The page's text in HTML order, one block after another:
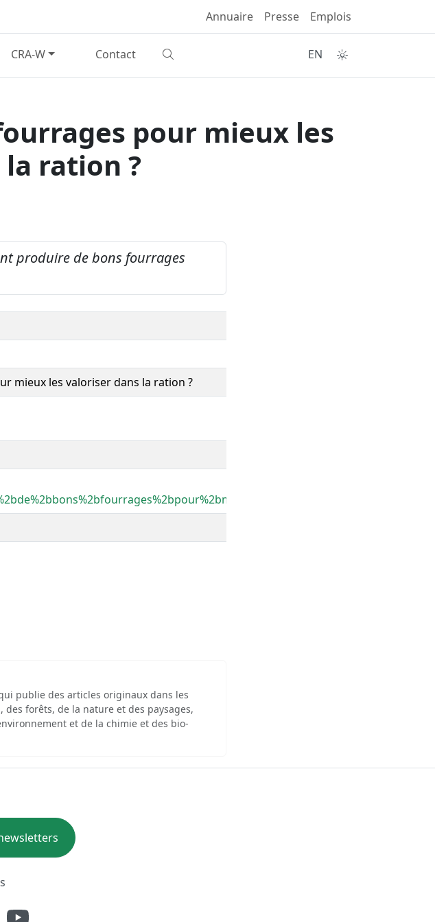
Annuaire Presse Emplois
CRA-W Contact EN
pour mieux les
ration ?
produire de bons fourrages
mieux les valoriser dans la ration ?
publie des articles originaux dans les
forêts, de la nature et des paysages,
et de la chimie et des bio-